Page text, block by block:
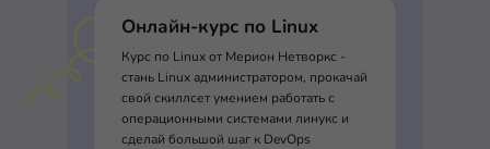
Онлайн-курс по Linux
Курс по Linux от Мерион Нетворкс -
стань Linux администратором, прокачай
свой скиллсет умением работать с
операционными системами линукс и
сделай большой шаг к DevOps